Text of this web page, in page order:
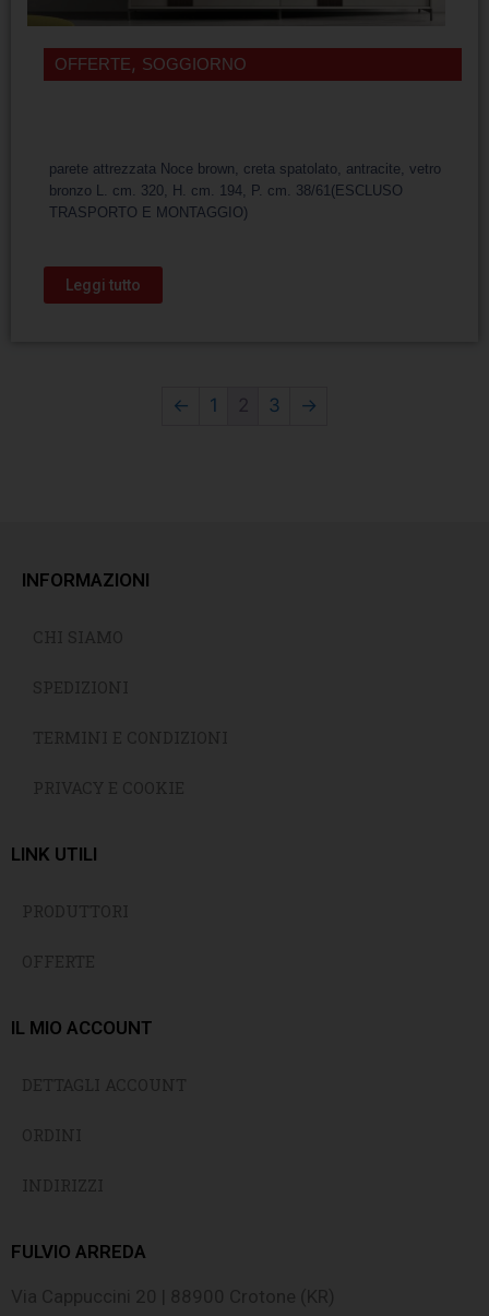
OFFERTE, SOGGIORNO
parete attrezzata Noce brown, creta spatolato, antracite, vetro
bronzo L. cm. 320, H. cm. 194, P. cm. 38/61(ESCLUSO
TRASPORTO E MONTAGGIO)
Leggi tutto
← 1 2 3 →
INFORMAZIONI
LINK UTILI
IL MIO ACCOUNT
FULVIO ARREDA